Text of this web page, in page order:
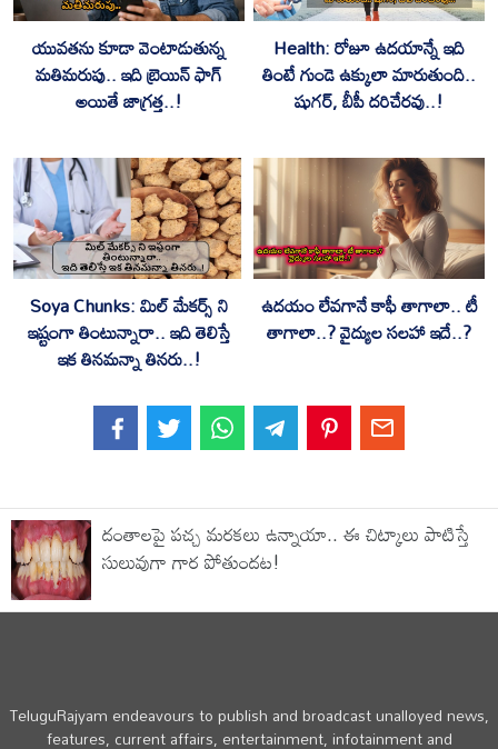
యువతను కూడా వెంటాడుతున్న
మతిమరుపు.. ఇది బ్రెయిన్ ఫాగ్
అయితే జాగ్రత్త..!
Health: రోజూ ఉదయాన్నే ఇది
తింటే గుండె ఉక్కులా మారుతుంది..
షుగర్, బీపీ దరిచేరవు..!
Soya Chunks: మిల్ మేకర్స్ ని
ఇష్టంగా తింటున్నారా.. ఇది తెలిస్తే
ఇక తినమన్నా తినరు..!
ఉదయం లేవగానే కాఫీ తాగాలా.. టీ
తాగాలా..? వైద్యుల సలహా ఇదే..?
దంతాలపై పచ్చ మరకలు ఉన్నాయా.. ఈ చిట్కాలు పాటిస్తే
సులువుగా గార పోతుందట!
TeluguRajyam endeavours to publish and broadcast unalloyed news,
features, current affairs, entertainment, infotainment and